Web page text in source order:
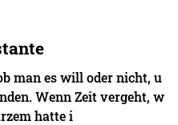
man es will oder nicht, u
Wenn Zeit vergeht, w
hatte i